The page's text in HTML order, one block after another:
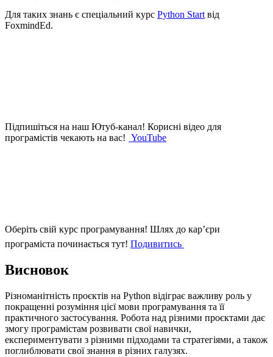
Для таких знань є спеціальний курс Python Start від
FoxmindEd.
Підпишіться на наш Ютуб-канал! Корисні відео для
програмістів чекають на вас! YouTube
Оберіть свій курс програмування! Шлях до кар’єри
програміста починається тут! Подивитись
Висновок
Різноманітність проєктів на Python відіграє важливу роль у
покращенні розуміння цієї мови програмування та її
практичного застосування. Робота над різними проєктами дає
змогу програмістам розвивати свої навички,
експериментувати з різними підходами та стратегіями, а також
поглиблювати свої знання в різних галузях.